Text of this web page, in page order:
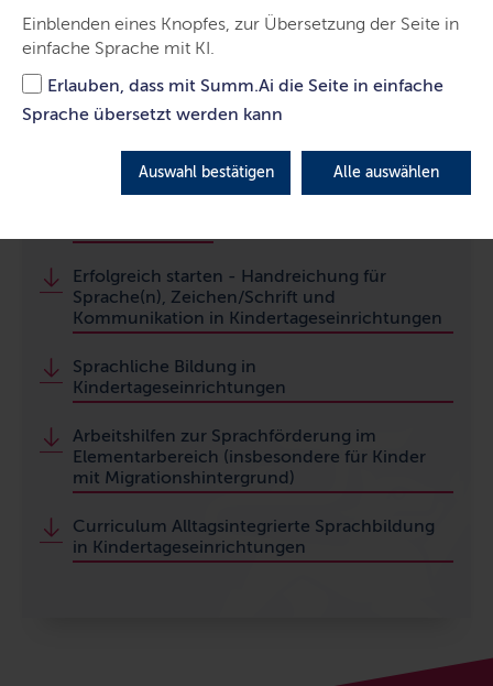
Einblenden eines Knopfes, zur Übersetzung der Seite in
einfache Sprache mit KI.
Erlauben, dass mit Summ.Ai die Seite in einfache
Sprache übersetzt werden kann
Auswahl bestätigen Alle auswählen
Sprache. Gedruckte Exemplare stehen nicht mehr zur
Verfügung.
Ergänzende Informationen
Broschüren des Sozialministeriums
Schleswig-Holstein
Erfolgreich starten - Handreichung für
Sprache(n), Zeichen/Schrift und
Kommunikation in Kindertageseinrichtungen
Sprachliche Bildung in
Kindertageseinrichtungen
Arbeitshilfen zur Sprachförderung im
Elementarbereich (insbesondere für Kinder
mit Migrationshintergrund)
Curriculum Alltagsintegrierte Sprachbildung
in Kindertageseinrichtungen